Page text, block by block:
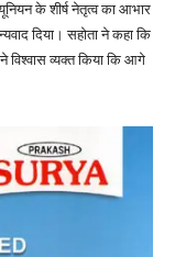
के शीर्ष नेतृत्व का आभार
दिया। सहोता ने कहा कि
विश्वास व्यक्त किया कि आगे